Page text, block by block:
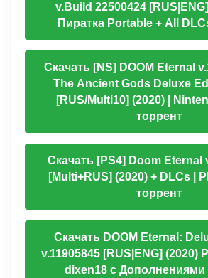
v.Build 22500424
Пиратка Portable + All
Скачать [NS] DOOM Eternal
The Ancient Gods Deluxe
[RUS/Multi10] (2020) |
торрент
Скачать [PS4] Doom Eternal
[Multi+RUS] (2020) + DLCs |
торрент
Скачать DOOM Eternal:
v.11905845 [RUS|ENG] (2020)
dixen18 c Дополнениями